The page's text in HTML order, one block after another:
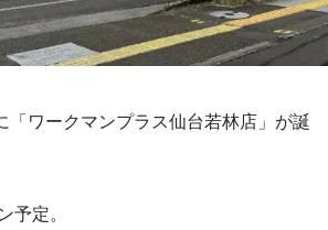
「ワークマンプラス仙台若林店」が誕
予定。